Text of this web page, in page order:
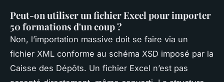
Peut-on utiliser un fichier Excel pour importer
50 formations d'un coup ?
Non, l’importation massive doit se faire via un
fichier XML conforme au schéma XSD imposé par la
Caisse des Dépôts. Un fichier Excel n’est pas